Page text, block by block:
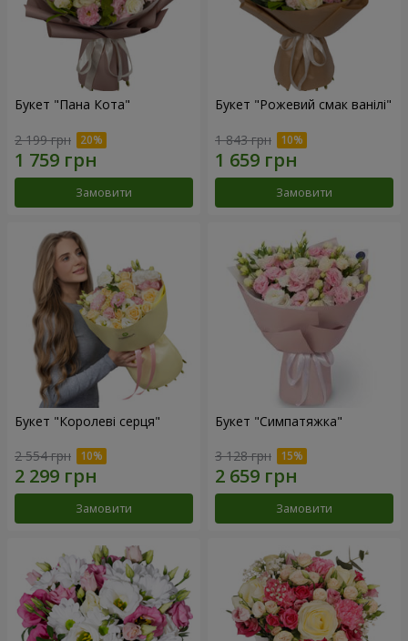
Букет "Пана Кота"
2 199 грн
Замовити
Букет "Рожевий смак ванілі"
1 843 грн
Замовити
Букет "Королеві серця"
2 554 грн
Замовити
Букет "Симпатяжка"
3 128 грн
Замовити